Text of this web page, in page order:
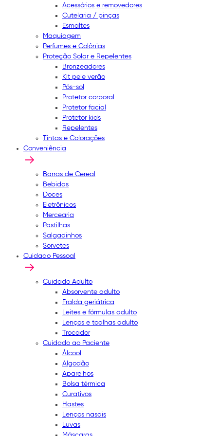
Acessórios e removedores
Cutelaria / pinças
Esmaltes
Maquiagem
Perfumes e Colônias
Proteção Solar e Repelentes
Bronzeadores
Kit pele verão
Pós-sol
Protetor corporal
Protetor facial
Protetor kids
Repelentes
Tintas e Colorações
Conveniência
Barras de Cereal
Bebidas
Doces
Eletrônicos
Mercearia
Pastilhas
Salgadinhos
Sorvetes
Cuidado Pessoal
Cuidado Adulto
Absorvente adulto
Fralda geriátrica
Leites e fórmulas adulto
Lenços e toalhas adulto
Trocador
Cuidado ao Paciente
Álcool
Algodão
Aparelhos
Bolsa térmica
Curativos
Hastes
Lenços nasais
Luvas